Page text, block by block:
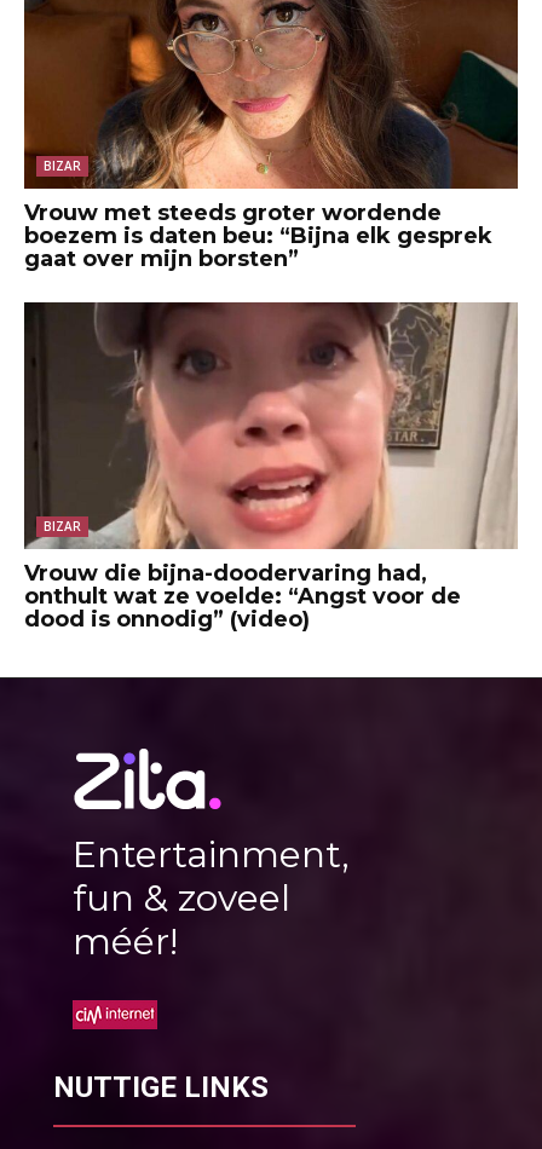
BIZAR
Vrouw met steeds groter wordende
boezem is daten beu: “Bijna elk gesprek
gaat over mijn borsten”
BIZAR
Vrouw die bijna-doodervaring had,
onthult wat ze voelde: “Angst voor de
dood is onnodig” (video)
Entertainment,
fun & zoveel
méér!
NUTTIGE LINKS